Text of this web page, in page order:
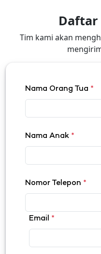
Daftar
Tim kami akan
Nama Orang Tua *
Nama Anak *
Nomor Telepon *
Email *